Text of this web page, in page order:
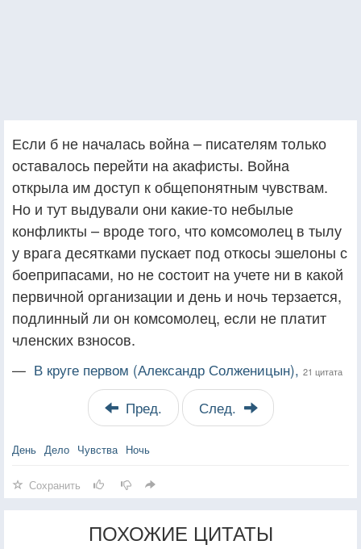
Если б не началась война – писателям только
оставалось перейти на акафисты. Война
открыла им доступ к общепонятным чувствам.
Но и тут выдували они какие-то небылые
конфликты – вроде того, что комсомолец в тылу
у врага десятками пускает под откосы эшелоны с
боеприпасами, но не состоит на учете ни в какой
первичной организации и день и ночь терзается,
подлинный ли он комсомолец, если не платит
членских взносов.
— В круге первом (Александр Солженицын), 21 цитата
Пред. След.
День Дело Чувства Ночь
Сохранить
ПОХОЖИЕ ЦИТАТЫ